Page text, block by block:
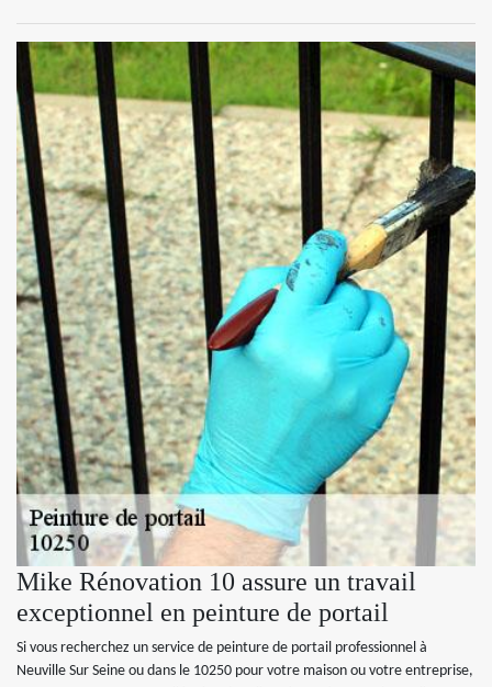
Mike Rénovation 10 assure un travail
exceptionnel en peinture de portail
Si vous recherchez un service de peinture de portail professionnel à
Neuville Sur Seine ou dans le 10250 pour votre maison ou votre entreprise,